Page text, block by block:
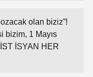
olan biziz”!
bizim, 1 Mayıs
İSYAN HER